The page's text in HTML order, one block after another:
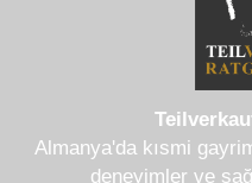
Almanya'da kısmi
deneyimler ve